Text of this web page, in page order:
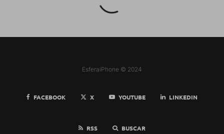
EsferaiPhone © 2024
FACEBOOK X YOUTUBE LINKEDIN
RSS BUSCAR